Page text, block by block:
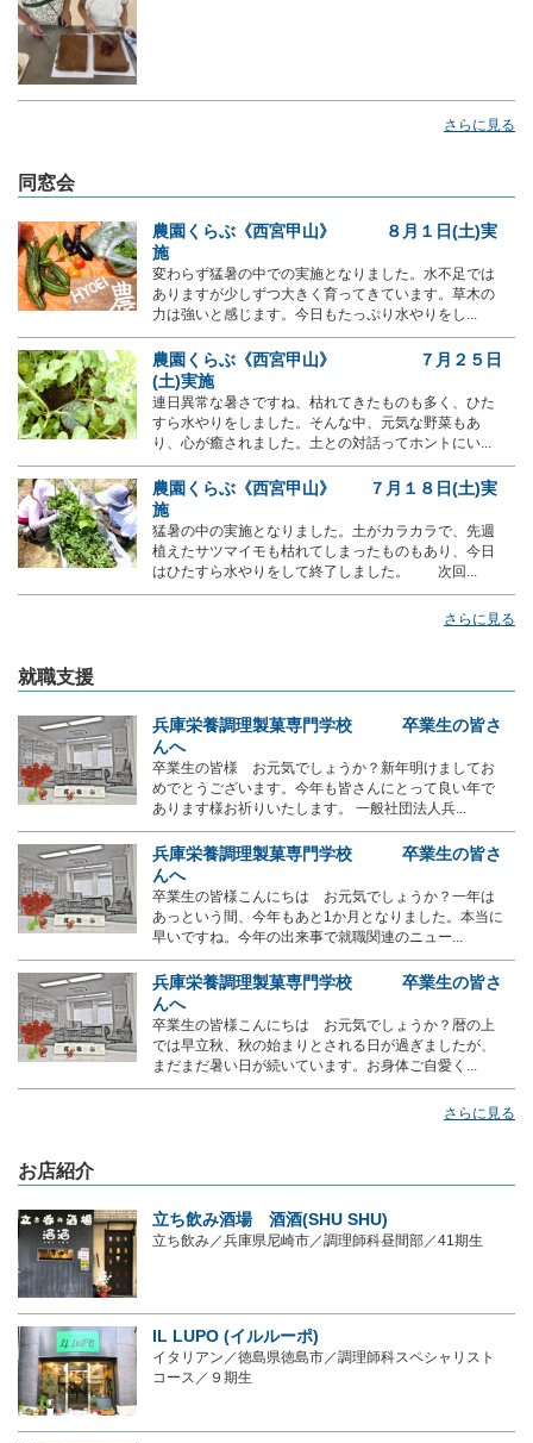
さらに見る
同窓会
農園くらぶ《西宮甲山》 ８月１日(土)実
施
変わらず猛暑の中での実施となりました。水不足では
ありますが少しずつ大きく育ってきています。草木の
力は強いと感じます。今日もたっぷり水やりをし...
農園くらぶ《西宮甲山》 ７月２５日
(土)実施
連日異常な暑さですね、枯れてきたものも多く、ひた
すら水やりをしました。そんな中、元気な野菜もあ
り、心が癒されました。土との対話ってホントにい...
農園くらぶ《西宮甲山》 ７月１８日(土)実
施
猛暑の中の実施となりました。土がカラカラで、先週
植えたサツマイモも枯れてしまったものもあり、今日
はひたすら水やりをして終了しました。 次回...
さらに見る
就職支援
兵庫栄養調理製菓専門学校 卒業生の皆さ
んへ
卒業生の皆様 お元気でしょうか？新年明けましてお
めでとうございます。今年も皆さんにとって良い年で
あります様お祈りいたします。 一般社団法人兵...
兵庫栄養調理製菓専門学校 卒業生の皆さ
んへ
卒業生の皆様こんにちは お元気でしょうか？一年は
あっという間、今年もあと1か月となりました。本当に
早いですね。今年の出来事で就職関連のニュー...
兵庫栄養調理製菓専門学校 卒業生の皆さ
んへ
卒業生の皆様こんにちは お元気でしょうか？暦の上
では早立秋、秋の始まりとされる日が過ぎましたが、
まだまだ暑い日が続いています。お身体ご自愛く...
さらに見る
お店紹介
立ち飲み酒場 酒酒(SHU SHU)
立ち飲み／兵庫県尼崎市／調理師科昼間部／41期生
IL LUPO (イルルーポ)
イタリアン／徳島県徳島市／調理師科スペシャリスト
コース／９期生